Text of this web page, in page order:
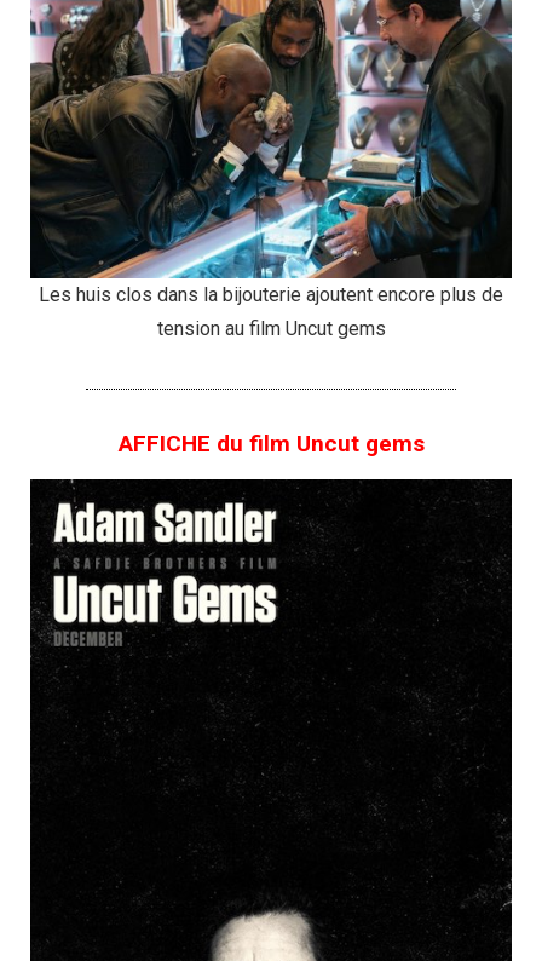
Les huis clos dans la bijouterie ajoutent encore plus de
tension au film Uncut gems
AFFICHE du film Uncut gems